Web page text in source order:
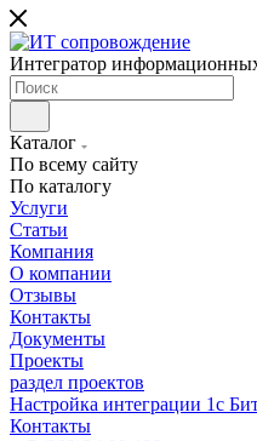
Интегратор
Каталог
По всему сайту
По каталогу
Услуги
Статьи
Компания
О компании
Отзывы
Контакты
Документы
Проекты
раздел проектов
Настройка интеграции 1с
Контакты